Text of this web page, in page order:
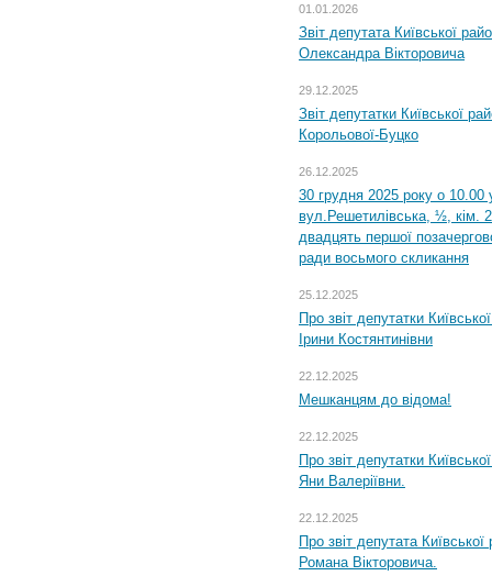
01.01.2026
Звіт депутата Київської
Олександра Вікторовича
29.12.2025
Звіт депутатки Київської
Корольової-Буцко
26.12.2025
30 грудня 2025 року о 10.00
вул.Решетилівська, ½, кім.
двадцять першої
ради восьмого скликання
25.12.2025
Про звіт депутатки
Ірини Костянтинівни
22.12.2025
Мешканцям до відома!
22.12.2025
Про звіт депутатки
Яни Валеріївни.
22.12.2025
Про звіт депутата
Романа Вікторовича.